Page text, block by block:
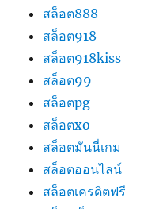
สล็อต888
สล็อต918
สล็อต918kiss
สล็อต99
สล็อตpg
สล็อตxo
สล็อตมันนี่เกม
สล็อตออนไลน์
สล็อตเครดิตฟรี